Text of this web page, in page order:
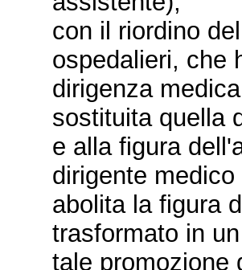
con il riordino
ospedalieri, che
dirigenza
sostituita quella
e alla figura
dirigente
abolita la figura
trasformato in
tale promozione